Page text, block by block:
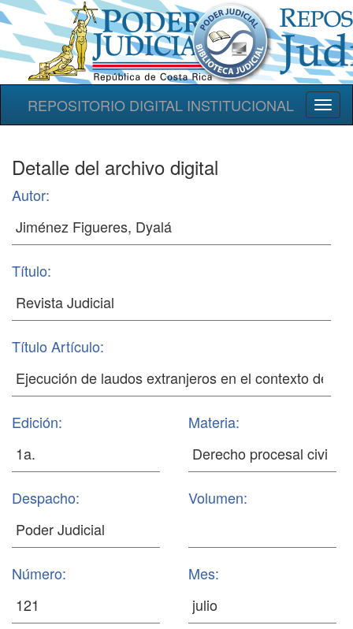
REPOSITORIO DIGITAL INSTITUCIONAL
Detalle del archivo digital
Autor:
Título:
Título Artículo:
Edición: Materia:
Despacho: Volumen:
Número: Mes: